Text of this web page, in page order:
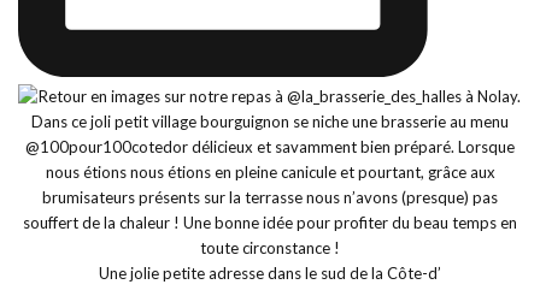
Une jolie petite adresse dans le sud de la Côte-d’